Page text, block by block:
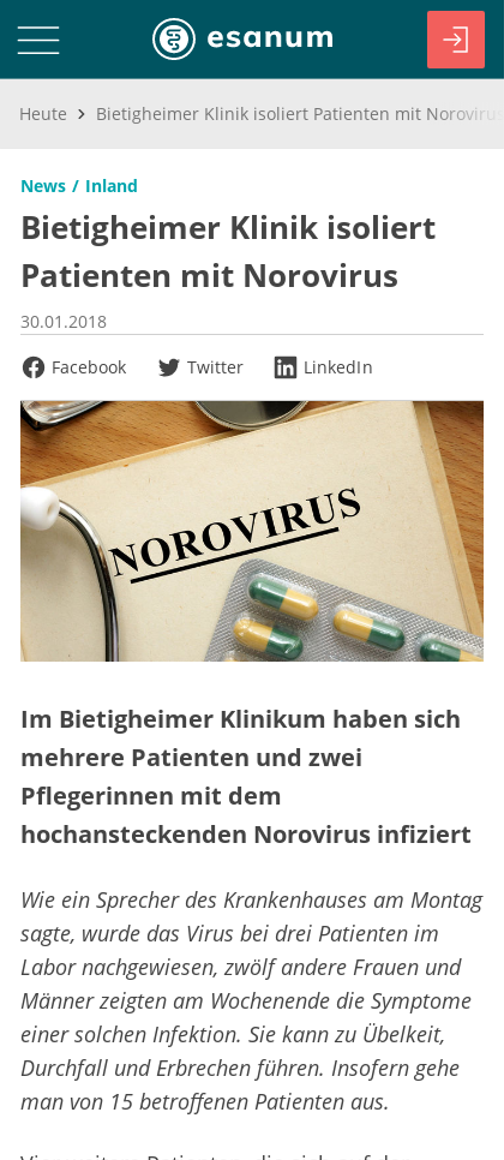
Heute Bietigheimer Klinik isoliert Patienten mit Norovirus
News Inland
Bietigheimer Klinik isoliert
Patienten mit Norovirus
30.01.2018
Facebook
Twitter LinkedIn
Im Bietigheimer Klinikum haben sich
mehrere Patienten und zwei
Pflegerinnen mit dem
hochansteckenden Norovirus infiziert
Wie ein Sprecher des Krankenhauses am Montag
sagte, wurde das Virus bei drei Patienten im
Labor nachgewiesen, zwölf andere Frauen und
Männer zeigten am Wochenende die Symptome
einer solchen Infektion. Sie kann zu Übelkeit,
Durchfall und Erbrechen führen. Insofern gehe
man von 15 betroffenen Patienten aus.